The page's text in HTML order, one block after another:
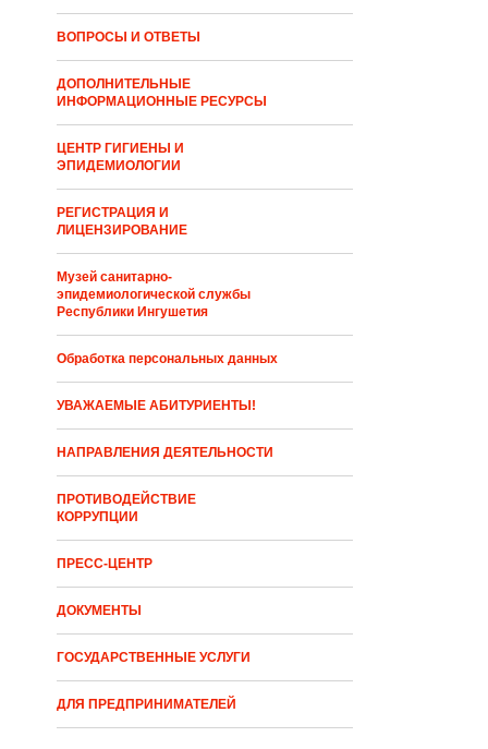
ВОПРОСЫ И ОТВЕТЫ
ДОПОЛНИТЕЛЬНЫЕ
ИНФОРМАЦИОННЫЕ РЕСУРСЫ
ЦЕНТР ГИГИЕНЫ И
ЭПИДЕМИОЛОГИИ
РЕГИСТРАЦИЯ И
ЛИЦЕНЗИРОВАНИЕ
Музей санитарно-
эпидемиологической службы
Республики Ингушетия
Обработка персональных данных
УВАЖАЕМЫЕ АБИТУРИЕНТЫ!
НАПРАВЛЕНИЯ ДЕЯТЕЛЬНОСТИ
ПРОТИВОДЕЙСТВИЕ
КОРРУПЦИИ
ПРЕСС-ЦЕНТР
ДОКУМЕНТЫ
ГОСУДАРСТВЕННЫЕ УСЛУГИ
ДЛЯ ПРЕДПРИНИМАТЕЛЕЙ